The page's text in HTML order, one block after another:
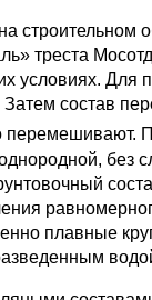
строительном
треста
условиях. Для
состав
без
плавные